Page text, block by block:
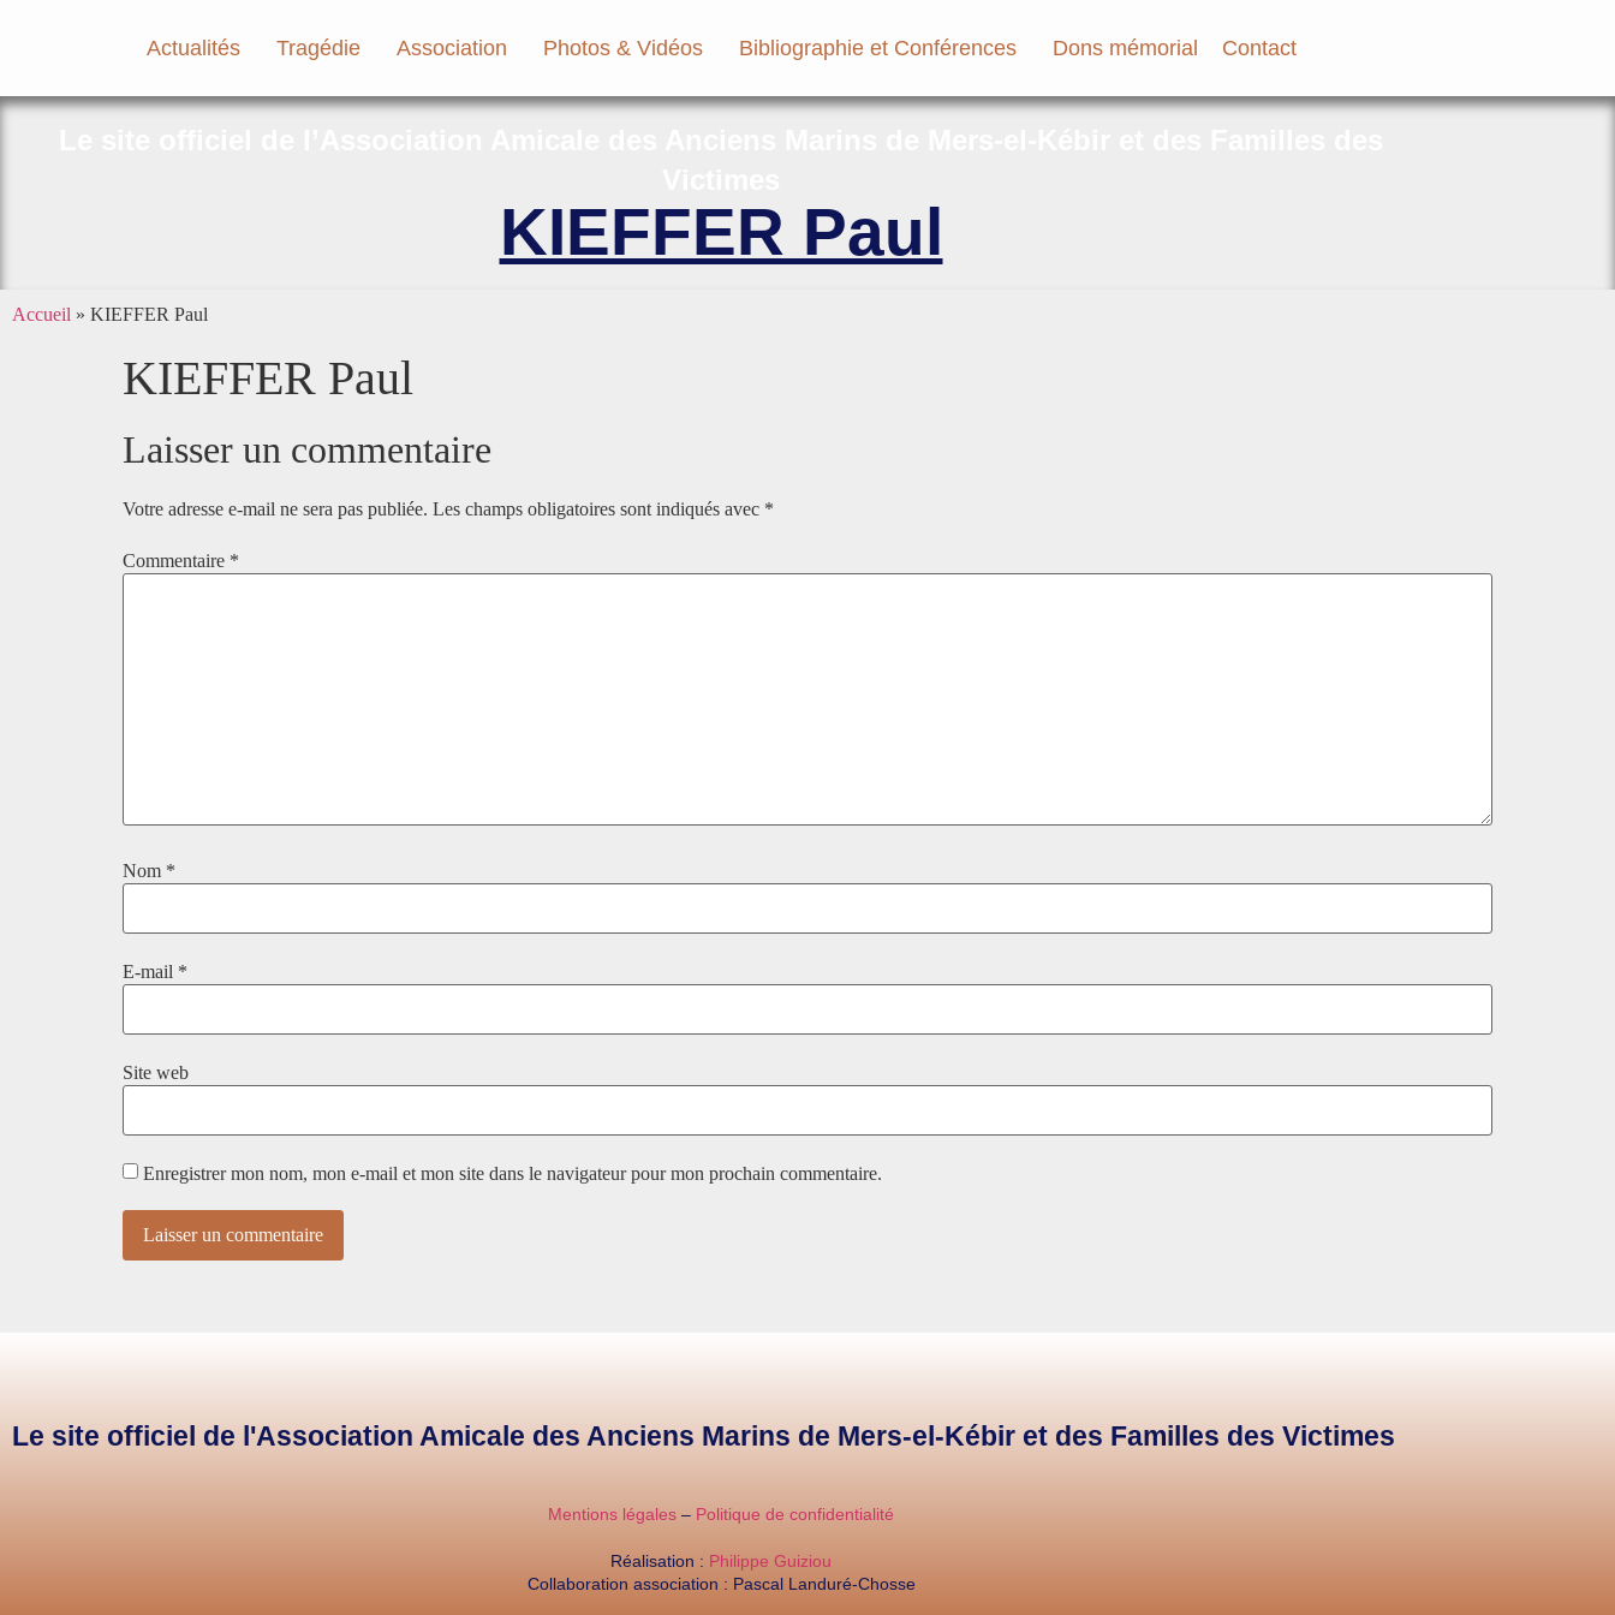
Actualités Tragédie Association Photos & Vidéos Bibliographie et Conférences Dons mémorial Contact
KIEFFER Paul
Accueil » KIEFFER Paul
KIEFFER Paul
Laisser un commentaire
Votre adresse e-mail ne sera pas publiée. Les champs obligatoires sont indiqués avec *
Commentaire *
Nom *
E-mail *
Site web
Enregistrer mon nom, mon e-mail et mon site dans le navigateur pour mon prochain commentaire.
Le site officiel de l'Association Amicale des Anciens Marins de Mers-el-Kébir et des Familles des Victimes
Mentions légales – Politique de confidentialité
Réalisation : Philippe Guiziou
Collaboration association : Pascal Landuré-Chosse